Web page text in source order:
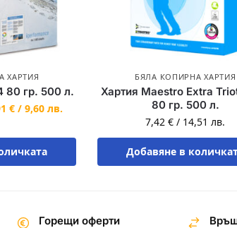
ХАРТИЯ
80 гр. 500 л.
€ /9,60лв.
БЯЛА КОПИРНА ХАРТИЯ
Хартия Maestro Extra
80 гр. 500 л.
7,42€ / 14,51лв.
Добавяне в
Горещи оферти